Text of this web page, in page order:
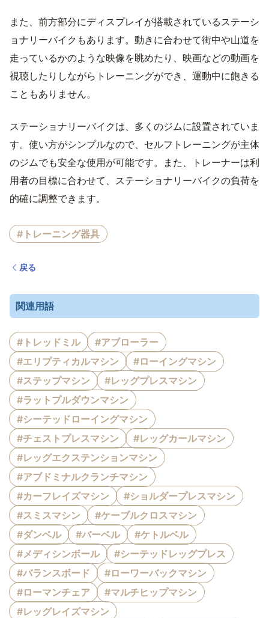
また、前方部分にディスプレイが搭載されているステーシ
ョナリーバイクもあります。動きに合わせて街中や山道を
走っているかのような映像を眺めたり、映画などの動画を
視聴したりしながらトレーニングができ、運動中に飽きる
こともありません。
ステーショナリーバイクは、多くのジムに設置されていま
す。使い方がシンプルなので、セルフトレーニングが主体
のジムでも安全な使用が可能です。また、トレーナーは利
用者の目標に合わせて、ステーショナリーバイクの負荷を
的確に調整できます。
#トレーニング器具
戻る
関連用語
#トレッドミル
#アブローラー
#エリプティカルマシン
#ローイングマシン
#ステップマシン
#レッグプレスマシン
#ラットプルダウンマシン
#シーテッドローイングマシン
#チェストプレスマシン
#レッグカールマシン
#レッグエクステンションマシン
#アブドミナルクランチマシン
#カーフレイズマシン
#ショルダープレスマシン
#スミスマシン
#ケーブルクロスマシン
#ダンベル
#バーベル
#ケトルベル
#メディシンボール
#シーテッドレッグプレス
#バランスボード
#ローワーバックマシン
#ローマンチェア
#マルチヒップマシン
#レッグレイズマシン